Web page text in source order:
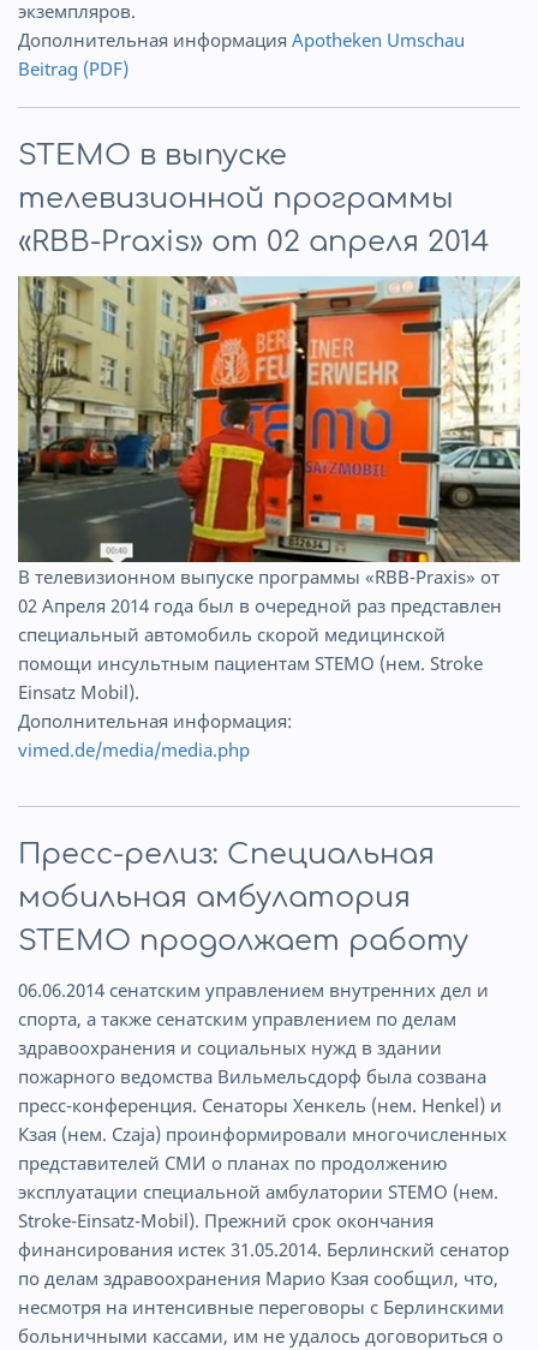
экземпляров.
Дополнительная информация Apotheken Umschau
Beitrag (PDF)
STEMO в выпуске
телевизионной программы
«RBB-Praxis» от 02 апреля 2014
В телевизионном выпуске программы «RBB-Praxis» от
02 Апреля 2014 года был в очередной раз представлен
специальный автомобиль скорой медицинской
помощи инсультным пациентам STEMO (нем. Stroke
Einsatz Mobil).
Дополнительная информация:
vimed.de/media/media.php
Пресс-релиз: Специальная
мобильная амбулатория
STEMO продолжает работу
06.06.2014 сенатским управлением внутренних дел и
спорта, а также сенатским управлением по делам
здравоохранения и социальных нужд в здании
пожарного ведомства Вильмельсдорф была созвана
пресс-конференция. Сенаторы Хенкель (нем. Henkel) и
Кзая (нем. Czaja) проинформировали многочисленных
представителей СМИ о планах по продолжению
эксплуатации специальной амбулатории STEMO (нем.
Stroke-Einsatz-Mobil). Прежний срок окончания
финансирования истек 31.05.2014. Берлинский сенатор
по делам здравоохранения Марио Кзая сообщил, что,
несмотря на интенсивные переговоры с Берлинскими
больничными кассами, им не удалось договориться о